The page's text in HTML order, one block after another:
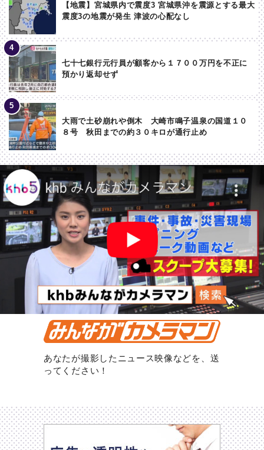
【地震】宮城県内で震度3 宮城県沖を震源とする最大
震度3の地震が発生 津波の心配なし
七十七銀行元行員が顧客から１７００万円を不正に
預かり返却せず
大雨で土砂崩れや倒木 大崎市鳴子温泉の国道１０
８号 秋田までの約３０キロが通行止め
あなたが撮影したニュース映像などを、送
ってください！